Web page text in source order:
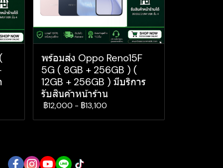
พร้อมส่ง Oppo Reno15F
5G ( 8GB + 256GB ) (
12GB + 256GB ) มีบริการ
รับสินค้าหน้าร้าน
฿12,000 - ฿13,100